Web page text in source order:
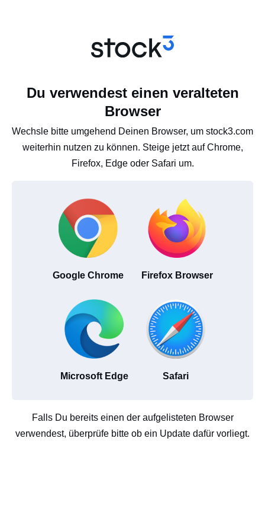
Du verwendest einen veralteten
Browser
Wechsle bitte umgehend Deinen Browser, um stock3.com
weiterhin nutzen zu können. Steige jetzt auf Chrome,
Firefox, Edge oder Safari um.
Google Chrome Firefox Browser
Microsoft Edge Safari
Falls Du bereits einen der aufgelisteten Browser
verwendest, überprüfe bitte ob ein Update dafür vorliegt.